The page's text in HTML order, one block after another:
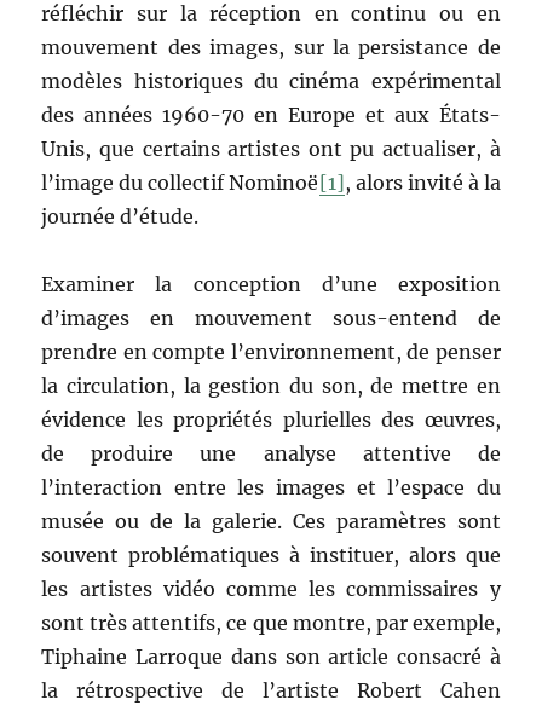
réfléchir sur la réception en continu ou en
mouvement des images, sur la persistance de
modèles historiques du cinéma expérimental
des années 1960-70 en Europe et aux États-
Unis, que certains artistes ont pu actualiser, à
l’image du collectif Nominoë[1], alors invité à la
journée d’étude.
Examiner la conception d’une exposition
d’images en mouvement sous-entend de
prendre en compte l’environnement, de penser
la circulation, la gestion du son, de mettre en
évidence les propriétés plurielles des œuvres,
de produire une analyse attentive de
l’interaction entre les images et l’espace du
musée ou de la galerie. Ces paramètres sont
souvent problématiques à instituer, alors que
les artistes vidéo comme les commissaires y
sont très attentifs, ce que montre, par exemple,
Tiphaine Larroque dans son article consacré à
la rétrospective de l’artiste Robert Cahen